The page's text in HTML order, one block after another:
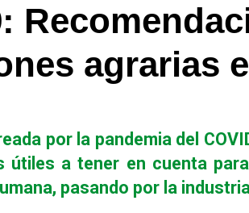
agrarias
por la pandemia del
útiles a tener en cuenta
pasando por la